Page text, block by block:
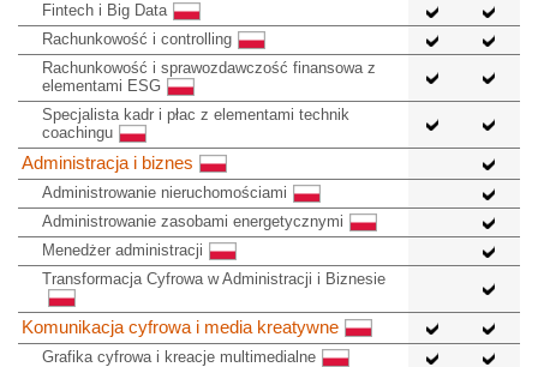
Fintech i Big Data
Rachunkowość i controlling
Rachunkowość i sprawozdawczość finansowa z
elementami ESG
Specjalista kadr i płac z elementami technik
coachingu
Administracja i biznes
Administrowanie nieruchomościami
Administrowanie zasobami energetycznymi
Menedżer administracji
Transformacja Cyfrowa w Administracji i Biznesie
Komunikacja cyfrowa i media kreatywne
Grafika cyfrowa i kreacje multimedialne